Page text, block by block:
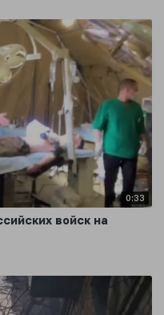
0:33
войск на